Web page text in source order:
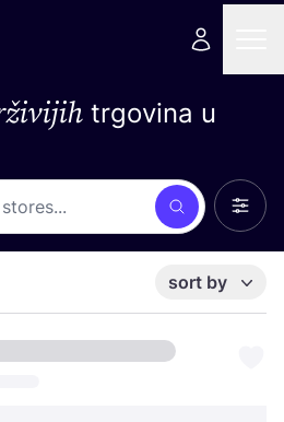
trgovina u
Search
sort by